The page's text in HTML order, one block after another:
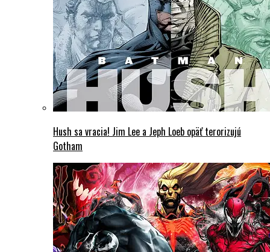
Hush sa vracia! Jim Lee a Jeph Loeb opäť terorizujú
Gotham